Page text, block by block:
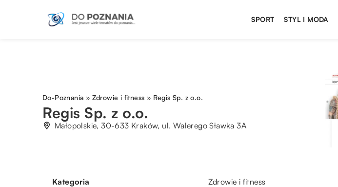
SPORT STYL I MODA
Do-Poznania » Zdrowie i fitness » Regis Sp. z o.o.
Regis Sp. z o.o.
Małopolskie, 30-633 Kraków, ul. Walerego Sławka 3A
Kategoria Zdrowie i fitness